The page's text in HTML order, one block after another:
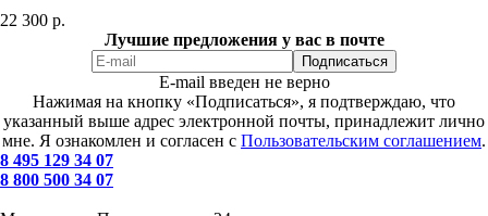
22 300 р.
Лучшие предложения у вас в почте
E-mail введен не верно
Нажимая на кнопку «Подписаться», я подтверждаю, что
указанный выше адрес электронной почты, принадлежит лично
мне. Я ознакомлен и согласен с Пользовательским соглашением.
8 495 129 34 07
8 800 500 34 07